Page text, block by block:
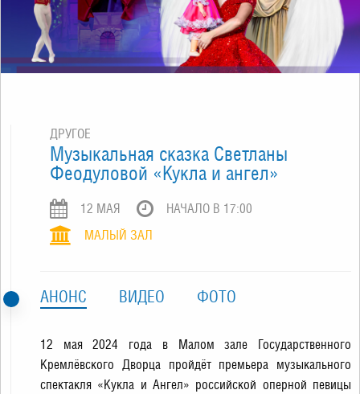
ДРУГОЕ
Музыкальная сказка Светланы
Феодуловой «Кукла и ангел»
12 МАЯ
НАЧАЛО В 17:00
МАЛЫЙ ЗАЛ
АНОНС ВИДЕО ФОТО
12 мая 2024 года в Малом зале Государственного
Кремлёвского Дворца пройдёт премьера музыкального
спектакля «Кукла и Ангел» российской оперной певицы